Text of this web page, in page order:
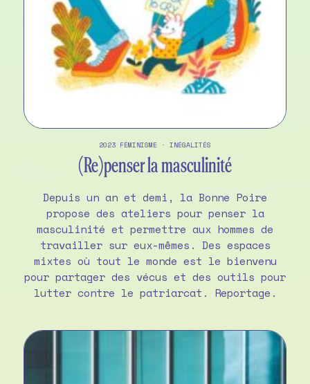
2023 FÉMINISME · INÉGALITÉS
(Re)penser la masculinité
Depuis un an et demi, la Bonne Poire
propose des ateliers pour penser la
masculinité et permettre aux hommes de
travailler sur eux-mêmes. Des espaces
mixtes où tout le monde est le bienvenu
pour partager des vécus et des outils pour
lutter contre le patriarcat. Reportage.